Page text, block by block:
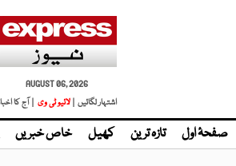
AUGUST 06, 2026
اشتہار لگائیں | لائیو ٹی وی | آج کا
صفحۂ اول تازہ ترین کھیل خاص خبریں